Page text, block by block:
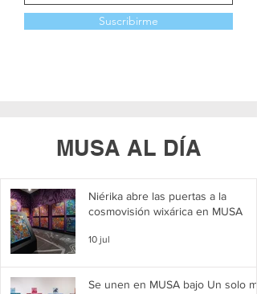
Suscribirme
MUSA AL DÍA
Niérika abre las puertas a la
cosmovisión wixárica en MUSA
10 jul
Se unen en MUSA bajo Un solo